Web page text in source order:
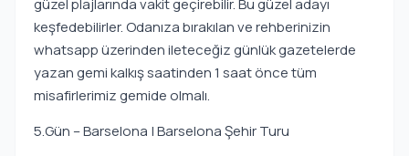
güzel plajlarında vakit geçirebilir. Bu güzel adayı
keşfedebilirler. Odanıza bırakılan ve rehberinizin
whatsapp üzerinden ileteceğiz günlük gazetelerde
yazan gemi kalkış saatinden 1 saat önce tüm
misafirlerimiz gemide olmalı.
5.Gün – Barselona | Barselona Şehir Turu